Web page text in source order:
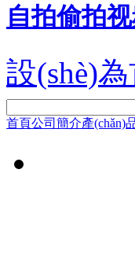
自拍偷拍
設(shè)
首頁公司簡介產(chǎn)